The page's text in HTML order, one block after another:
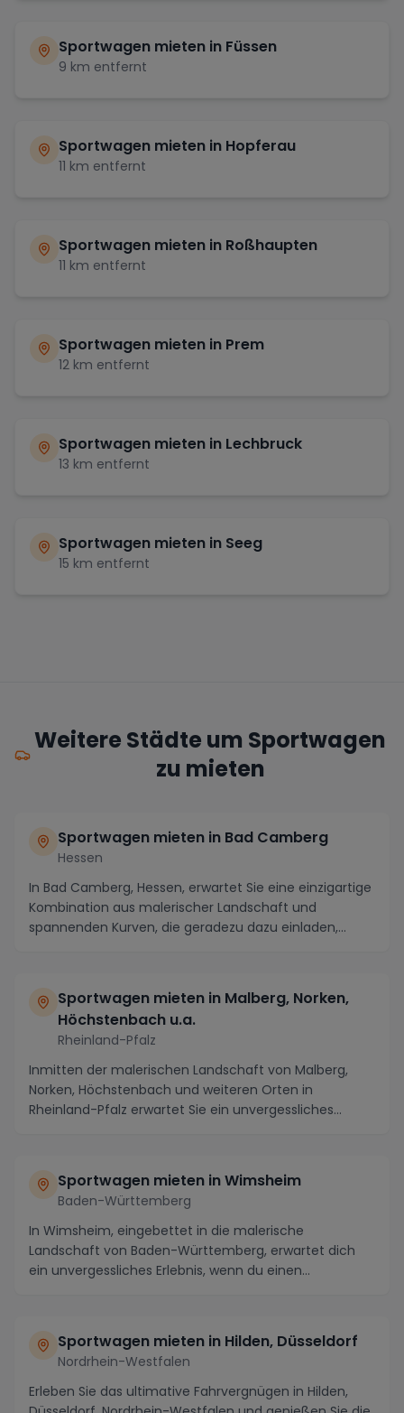
Sportwagen mieten in Füssen
9 km entfernt
Sportwagen mieten in Hopferau
11 km entfernt
Sportwagen mieten in Roßhaupten
11 km entfernt
Sportwagen mieten in Prem
12 km entfernt
Sportwagen mieten in Lechbruck
13 km entfernt
Sportwagen mieten in Seeg
15 km entfernt
Weitere Städte um Sportwagen
zu mieten
Sportwagen mieten in Bad Camberg
Hessen
In Bad Camberg, Hessen, erwartet Sie eine einzigartige
Kombination aus malerischer Landschaft und
spannenden Kurven, die geradezu dazu einladen,
Sportwagen mieten in Malberg, Norken,
Höchstenbach u.a.
Rheinland-Pfalz
Inmitten der malerischen Landschaft von Malberg,
Norken, Höchstenbach und weiteren Orten in
Rheinland-Pfalz erwartet Sie ein unvergessliches
Sportwagen mieten in Wimsheim
Baden-Württemberg
In Wimsheim, eingebettet in die malerische
Landschaft von Baden-Württemberg, erwartet dich
ein unvergessliches Erlebnis, wenn du einen
Sportwagen mieten in Hilden, Düsseldorf
Nordrhein-Westfalen
Erleben Sie das ultimative Fahrvergnügen in Hilden,